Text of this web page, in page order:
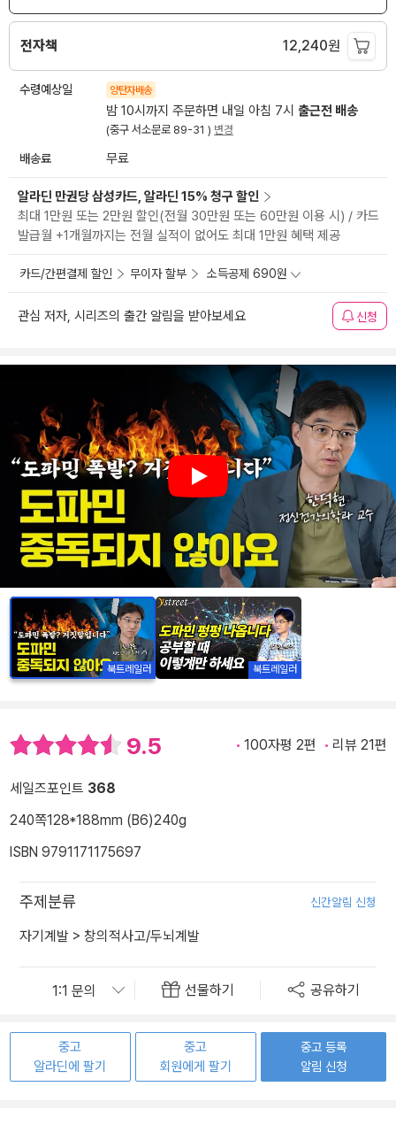
전자책 12,240원
수령예상일 양탄자배송
밤 10시까지 주문하면 내일 아침 7시 출근전 배송
(중구 서소문로 89-31 ) 변경
배송료 무료
알라딘 만권당 삼성카드, 알라딘 15% 청구 할인
최대 1만원 또는 2만원 할인(전월 30만원 또는 60만원 이용 시) / 카드
발급월 +1개월까지는 전월 실적이 없어도 최대 1만원 혜택 제공
카드/간편결제 할인 무이자 할부 소득공제 690원
관심 저자, 시리즈의 출간 알림을 받아보세요 신청
Play
북트레일러 북트레일러
9.5 100자평 2편 리뷰 21편
세일즈포인트 368
240쪽128*188mm (B6)240g
ISBN 9791171175697
주제분류 신간알림 신청
자기계발 > 창의적사고/두뇌계발
선물하기 공유하기
중고
알라딘에 팔기
중고
회원에게 팔기
중고 등록
알림 신청